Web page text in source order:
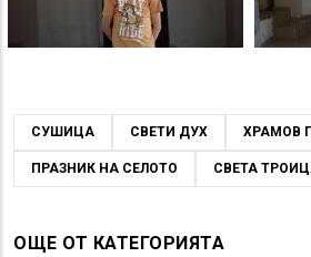
СУШИЦА СВЕТИ ДУХ ХРАМОВ
ПРАЗНИК НА СЕЛОТО СВЕТА
ОЩЕ ОТ КАТЕГОРИЯТА